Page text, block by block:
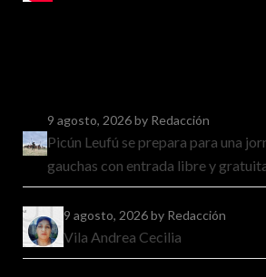
9 agosto, 2026by Redacción
Picún Leufú se prepara para una
gauchas con entrada libre y
9 agosto, 2026by Redacción
Vila Andrea Cecilia